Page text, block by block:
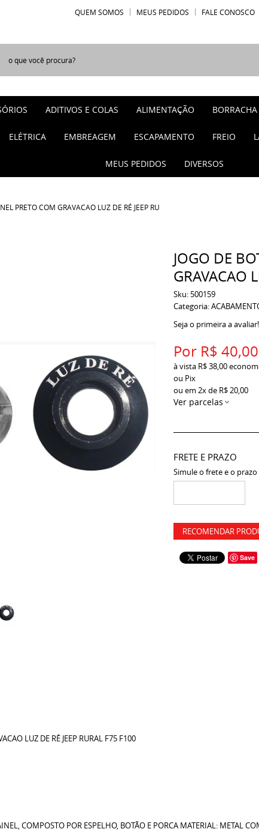
QUEM SOMOS MEUS PEDIDOS FALE CONOSCO
ADITIVOS E COLAS ALIMENTAÇÃO BORRACHA
ELÉTRICA EMBREAGEM ESCAPAMENTO FREIO
MEUS PEDIDOS DIVERSOS
PRETO COM GRAVACAO LUZ DE RÉ JEEP RU
JOGO DE
GRAVACAO
Sku: 500159
Categoria:
Seja o primeira a avaliar!
Por R$ 40,00
à vista R$ 38,00
ou Pix
ou em 2xde R$ 20,00
Ver parcelas
FRETE E PRAZO
Simule o frete e o
RECOMENDAR
Save
LUZ DE RÉ JEEP RURAL F75 F100
COMPOSTO POR ESPELHO, BOTÃO E PORCA MATERIAL: METAL